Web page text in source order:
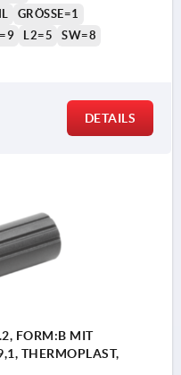
GRÖSSE=1
L2=5 SW=8
DETAILS
FORM:B MIT
THERMOPLAST,